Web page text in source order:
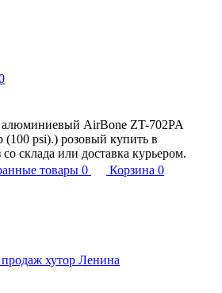
AirBone ZT-702PA
(100 psi).) розовый купить в
склада или доставка курьером.
товары 0 Корзина 0
хутор Ленина